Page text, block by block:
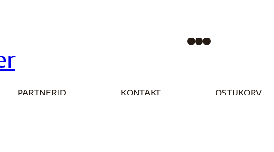
Facebook InstagramPinterest
PARTNERID KONTAKT OSTUKORV